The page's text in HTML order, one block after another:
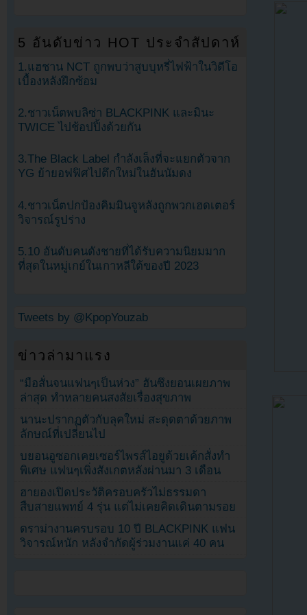
5 อันดับข่าว HOT ประจำสัปดาห์
1.แฮชาน NCT ถูกพบว่าสูบบุหรี่ไฟฟ้าในวิดีโอ
เบื้องหลังฝึกซ้อม
2.ชาวเน็ตพบลิซ่า BLACKPINK และมินะ
TWICE ไปช้อปปิ้งด้วยกัน
3.The Black Label กำลังเล็งที่จะแยกตัวจาก
YG ย้ายอฟฟิศไปตึกใหม่ในฮันนัมดง
4.ชาวเน็ตปกป้องคิมมินจูหลังถูกพวกเฮดเตอร์
วิจารณ์รูปร่าง
5.10 อันดับคนดังชายที่ได้รับความนิยมมาก
ที่สุดในหมู่เกย์ในเกาหลีใต้ของปี 2023
Tweets by @KpopYouzab
ข่าวล่ามาแรง
“มือสั่นจนแฟนๆเป็นห่วง” ฮันซึงยอนเผยภาพ
ล่าสุด ทำหลายคนสงสัยเรื่องสุขภาพ
นานะปรากฏตัวกับลุคใหม่ สะดุดตาด้วยภาพ
ลักษณ์ที่เปลี่ยนไป
บยอนอูซอกเคยเซอร์ไพรส์ไอยูด้วยเค้กสั่งทำ
พิเศษ แฟนๆเพิ่งสังเกตหลังผ่านมา 3 เดือน
ฮายองเปิดประวัติครอบครัวไม่ธรรมดา
สืบสายแพทย์ 4 รุ่น แต่ไม่เคยคิดเดินตามรอย
ดราม่างานครบรอบ 10 ปี BLACKPINK แฟน
วิจารณ์หนัก หลังจำกัดผู้ร่วมงานแค่ 40 คน